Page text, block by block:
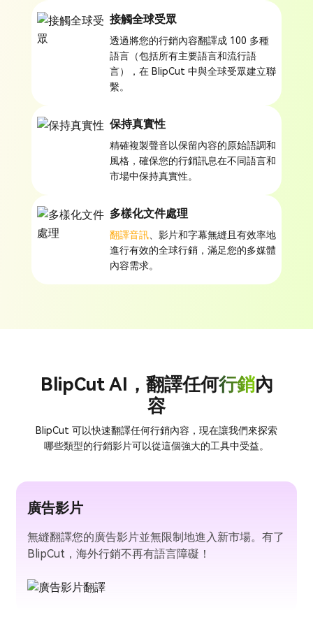
接觸全球受眾
透過將您的行銷內容翻譯成 100 多種
語言（包括所有主要語言和流行語
言），在 BlipCut 中與全球受眾建立聯
繫。
保持真實性
精確複製聲音以保留內容的原始語調和
風格，確保您的行銷訊息在不同語言和
市場中保持真實性。
多樣化文件處理
翻譯音訊 、影片和字幕無縫且有效率地
進行有效的全球行銷，滿足您的多媒體
內容需求。
BlipCut AI，翻譯任何行銷內
容
BlipCut 可以快速翻譯任何行銷內容，現在讓我們來探索
哪些類型的行銷影片可以從這個強大的工具中受益。
廣告影片
無縫翻譯您的廣告影片並無限制地進入新市場。有了
BlipCut，海外行銷不再有語言障礙！